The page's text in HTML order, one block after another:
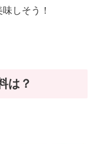
しそう！
は？